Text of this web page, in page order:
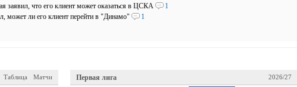
заявил, что его клиент может оказаться в ЦСКА
1
может ли его клиент перейти в "Динамо"
1
Матчи
Таблица Первая лига 2026/27